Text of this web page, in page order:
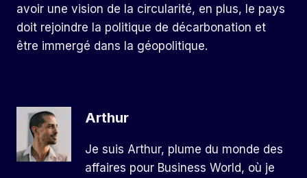
avoir une vision de la circularité, en plus, le pays
doit rejoindre la politique de décarbonation et
être immergé dans la géopolitique.
Arthur
Je suis Arthur, plume du monde des
affaires pour Business World, où je